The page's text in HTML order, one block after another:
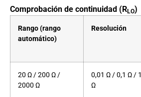
Comprobación de continuidad (RLO)
Rango (rango
automático)
Resolución
20 Ω / 200 Ω /
2000 Ω
0,01 Ω / 0,1 Ω / 1
Ω